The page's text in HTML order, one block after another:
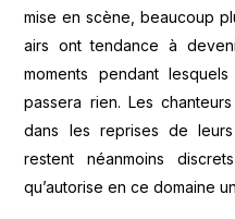
mise en scène, beaucoup
airs ont tendance à
moments pendant
passera rien. Les
dans les reprises de
restent néanmoins
qu’autorise en ce domaine